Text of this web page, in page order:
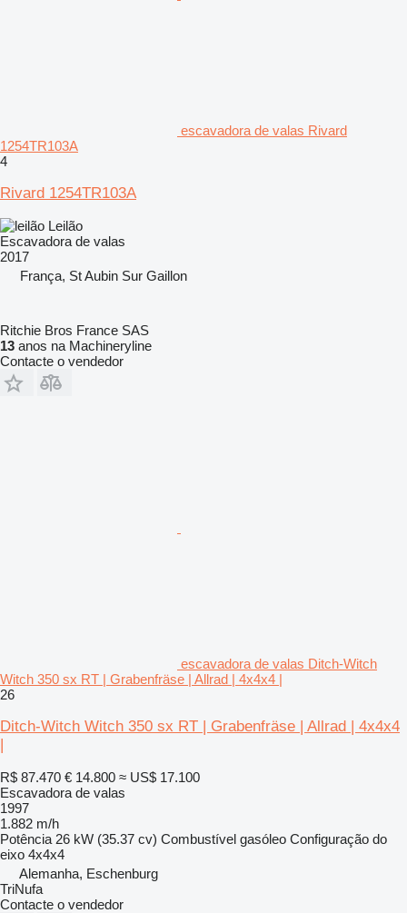
escavadora de valas Rivard
1254TR103A
4
Rivard 1254TR103A
Leilão
Escavadora de valas
2017
França, St Aubin Sur Gaillon
Ritchie Bros France SAS
13 anos na Machineryline
Contacte o vendedor
escavadora de valas Ditch-Witch
Witch 350 sx RT | Grabenfräse | Allrad | 4x4x4 |
26
Ditch-Witch Witch 350 sx RT | Grabenfräse | Allrad | 4x4x4
|
R$ 87.470 € 14.800 ≈ US$ 17.100
Escavadora de valas
1997
1.882 m/h
Potência 26 kW (35.37 cv) Combustível gasóleo Configuração do
eixo 4x4x4
Alemanha, Eschenburg
TriNufa
Contacte o vendedor